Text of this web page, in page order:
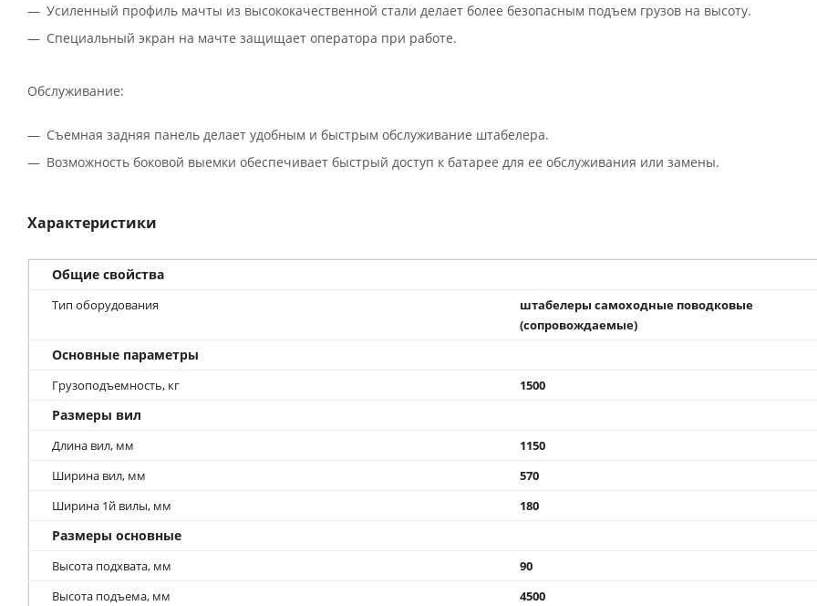
Усиленный профиль мачты из высококачественной стали делает более безопасным подъем грузов на высоту.
Специальный экран на мачте защищает оператора при работе.
Обслуживание:
Съемная задняя панель делает удобным и быстрым обслуживание штабелера.
Возможность боковой выемки обеспечивает быстрый доступ к батарее для ее обслуживания или замены.
Характеристики
Общие свойства
Тип оборудования
штабелеры самоходные поводковые
(сопровождаемые)
Основные параметры
Грузоподъемность, кг 1500
Размеры вил
Длина вил, мм
1150
Ширина вил, мм
570
Ширина 1й вилы, мм
180
Размеры основные
Высота подхвата, мм
90
Высота подъема, мм
4500